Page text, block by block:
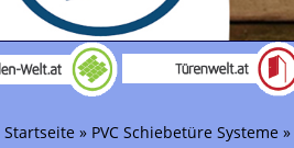
Startseite » PVC Schiebetüre Systeme »